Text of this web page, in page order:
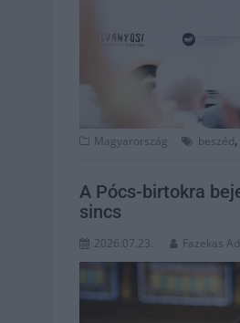
Magyarország beszéd,
A Pócs-birtokra
sincs
2026.07.23. Fazekas